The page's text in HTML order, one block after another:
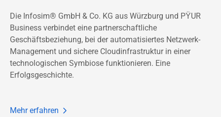
Die Infosim® GmbH & Co. KG aus Würzburg und PŸUR
Business verbindet eine partnerschaftliche
Geschäftsbeziehung, bei der automatisiertes Netzwerk-
Management und sichere Cloudinfrastruktur in einer
technologischen Symbiose funktionieren. Eine
Erfolgsgeschichte.
Mehr erfahren